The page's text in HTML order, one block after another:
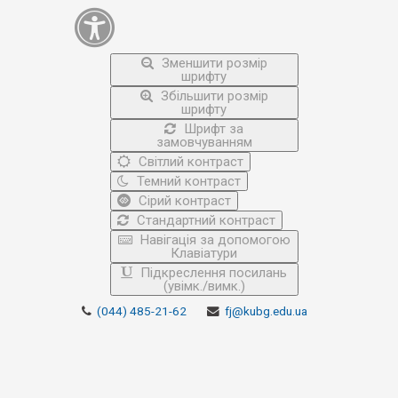
Зменшити розмір
шрифту
Збільшити розмір
шрифту
Шрифт за
замовчуванням
Світлий контраст
Темний контраст
Сірий контраст
Стандартний контраст
Навігація за допомогою
Клавіатури
Підкреслення посилань
(увімк./вимк.)
(044) 485-21-62 fj@kubg.edu.ua